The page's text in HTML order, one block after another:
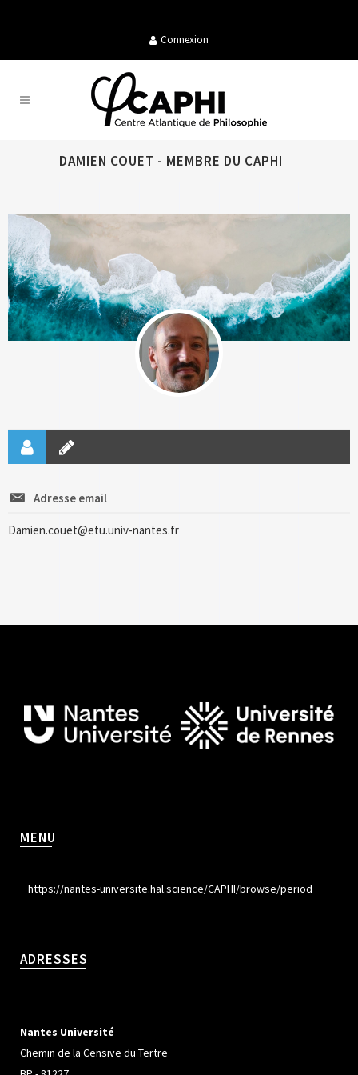
Connexion
DAMIEN COUET - MEMBRE DU CAPHI
Adresse email
Damien.couet@etu.univ-nantes.fr
MENU
https://nantes-universite.hal.science/CAPHI/browse/period
ADRESSES
Nantes Université
Chemin de la Censive du Tertre